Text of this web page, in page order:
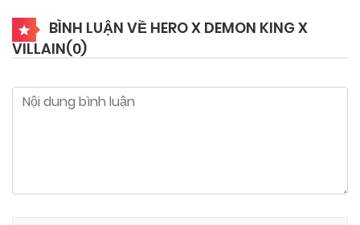
BÌNH LUẬN VỀ HERO X DEMON KING X
VILLAIN(0)